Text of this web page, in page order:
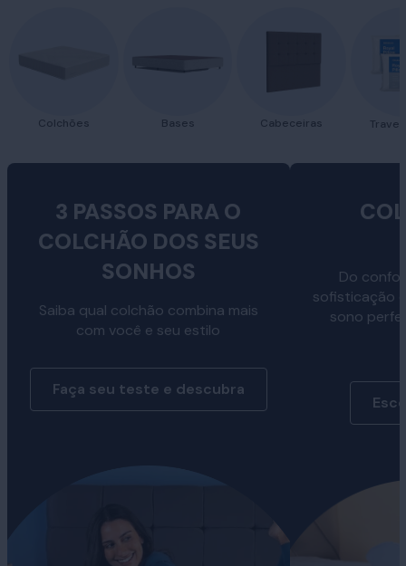
Colchões Bases Cabeceiras
3 PASSOS PARA O
COLCHÃO DOS SEUS
SONHOS
Saiba qual colchão combina mais
com você e seu estilo
Faça seu teste e descubra
Do
sofisticação
sono